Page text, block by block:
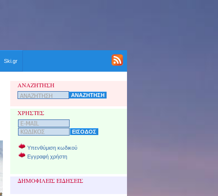
Ski.gr
ΑΝΑΖΗΤΗΣΗ
ΧΡΗΣΤΕΣ
Υπενθύμιση κωδικού
Εγγραφή χρήστη
ΔΗΜΟΦΙΛΕΙΣ ΕΙΔΗΣΕΙΣ